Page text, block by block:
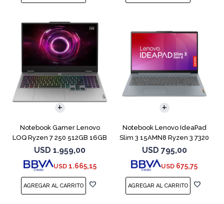
Notebook Gamer Lenovo
LOQ Ryzen 7 250 512GB 16GB
RTX 5060
USD 1.959,00
USD 1.665,15
COMPARAR
Notebook Lenovo IdeaPad
Slim 3 15AMN8 Ryzen 3 7320
512GB 8GB
USD 795,00
USD 675,75